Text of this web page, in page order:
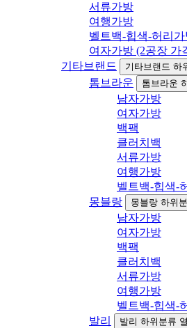
서류가방
여행가방
벨트백-힙색-허리가
여자가방 (2공장 가
기타브랜드
기타브랜드 하
톰브라운 톰브라운
남자가방
여자가방
백팩
클러치백
서류가방
여행가방
벨트백-힙색-
몽블랑
몽블랑 하위
남자가방
여자가방
백팩
클러치백
서류가방
여행가방
벨트백-힙색-
발리
발리 하위분류